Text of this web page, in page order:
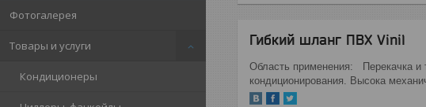
Фотогалерея
Товары и услуги
Кондиционеры
Гибкий шланг ПВХ Vinil
Область применения: Перекачка и
кондиционирования. Высока